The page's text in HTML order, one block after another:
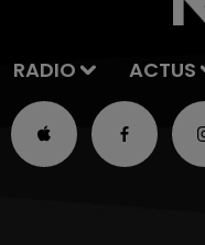
RADIO ACTUS